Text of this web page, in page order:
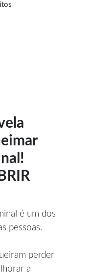
é um dos
pessoas.
perder
a